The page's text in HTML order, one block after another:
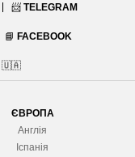
📨 TELEGRAM
📘 FACEBOOK
🇺🇦
ЄВРОПА
Англія
Іспанія